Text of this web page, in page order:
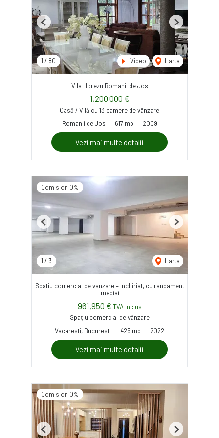
1 / 80 Video Harta
Previous Next
Vila Horezu Romanii de Jos
1,200,000 €
Casă / Vilă cu 13 camere de vânzare
Romanii de Jos
617 mp 2009
Vezi mai multe detalii
Comision 0%
1 / 3 Harta
Previous Next
Spatiu comercial de vanzare – Inchiriat, cu randament
imediat
961,950 € TVA inclus
Spațiu comercial de vânzare
Vacaresti, Bucuresti
425 mp 2022
Vezi mai multe detalii
Comision 0%
Previous Next